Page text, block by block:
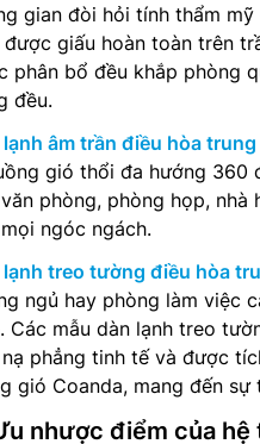
gian đòi hỏi tính thẩm
được giấu hoàn toàn trên
phân bổ đều khắp phòng
đều.
lạnh âm trần điều hòa
gió thổi đa hướng 360
phòng, phòng họp, nhà
ngóc ngách.
lạnh treo tường điều hòa
ngủ hay phòng làm việc
Các mẫu dàn lạnh treo
phẳng tinh tế và được
gió Coanda, mang đến sự
nhược điểm của